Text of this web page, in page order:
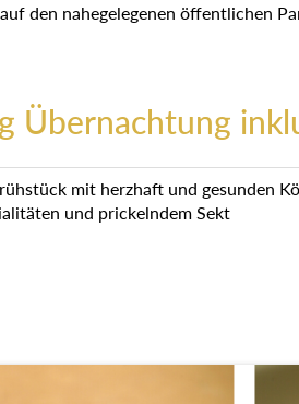
den nahegelegenen öffentlichen
Übernachtung
mit herzhaft und gesunden
und prickelndem Sekt